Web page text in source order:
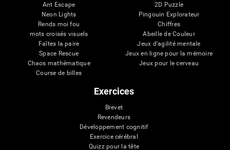
Ant Escape
Neon Lights
Rends moi fou
mots croisés visuels
Faîtes la paire
Space Rescue
Chaos mathématique
Course de billes
2D Puzzle
Pingouin Explorateur
Chiffres
Abeille de Couleur
Jeux d'agilité mentale
Jeux en ligne pour la mémoire
Jeux pour le cerveau
Exercices
Brevet
Revendeurs
Développement cognitif
Exercice cérébral
Quizz pour la tête